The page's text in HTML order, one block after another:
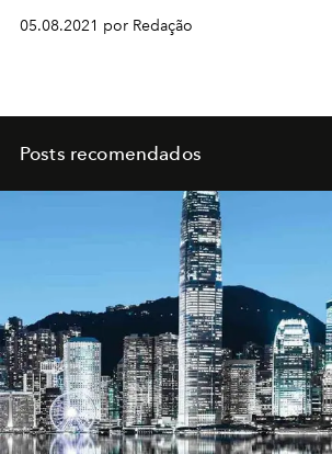
05.08.2021 por Redação
Posts recomendados